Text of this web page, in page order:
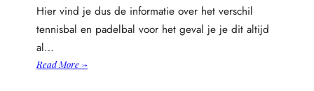
Hier vind je dus de informatie over het verschil
tennisbal en padelbal voor het geval je je dit altijd
al…
Read More →: